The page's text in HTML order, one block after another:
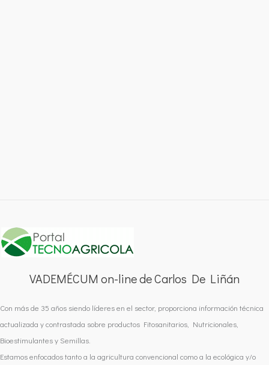
VADEMÉCUM on-line de Carlos De Liñán
Con más de 35 años siendo líderes en el sector, proporciona información técnica
actualizada y contrastada sobre productos Fitosanitarios, Nutricionales,
Bioestimulantes y Semillas.
Estamos enfocados tanto a la agricultura convencional como a la ecológica y/o